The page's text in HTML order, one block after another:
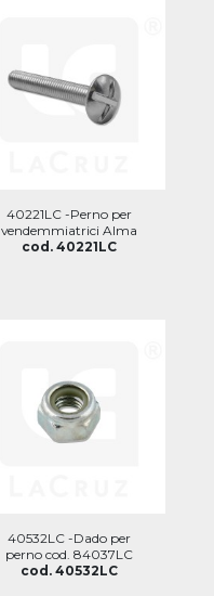
40221LC -Perno per
vendemmiatrici Alma
cod. 40221LC
40532LC -Dado per
perno cod. 84037LC
cod. 40532LC